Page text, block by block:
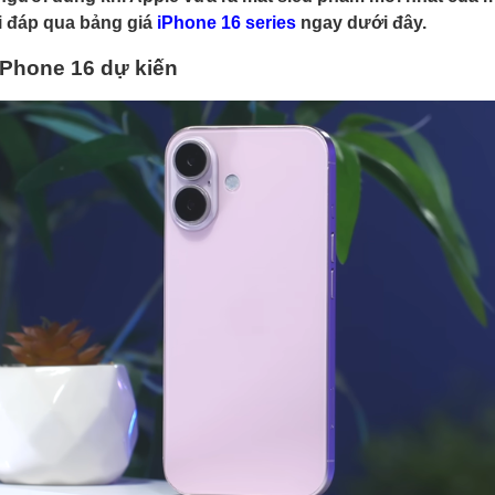
qua bảng giá iPhone 16 seriesngay dưới đây.
16 dự kiến